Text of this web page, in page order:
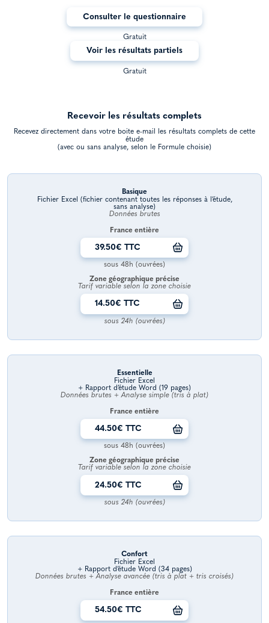
Consulter le questionnaire
Gratuit
Voir les résultats partiels
Gratuit
Recevoir les résultats complets
Recevez directement dans votre boite e-mail les résultats complets de cette
étude
(avec ou sans analyse, selon le Formule choisie)
Basique
Fichier Excel (fichier contenant toutes les réponses à l’étude,
sans analyse)
Données brutes
France entière
39.50€ TTC
sous 48h (ouvrées)
Zone géographique précise
Tarif variable selon la zone choisie
14.50€ TTC
sous 24h (ouvrées)
Essentielle
Fichier Excel
+ Rapport d’étude Word (19 pages)
Données brutes + Analyse simple (tris à plat)
France entière
44.50€ TTC
sous 48h (ouvrées)
Zone géographique précise
Tarif variable selon la zone choisie
24.50€ TTC
sous 24h (ouvrées)
Confort
Fichier Excel
+ Rapport d’étude Word (34 pages)
Données brutes + Analyse avancée (tris à plat + tris croisés)
France entière
54.50€ TTC